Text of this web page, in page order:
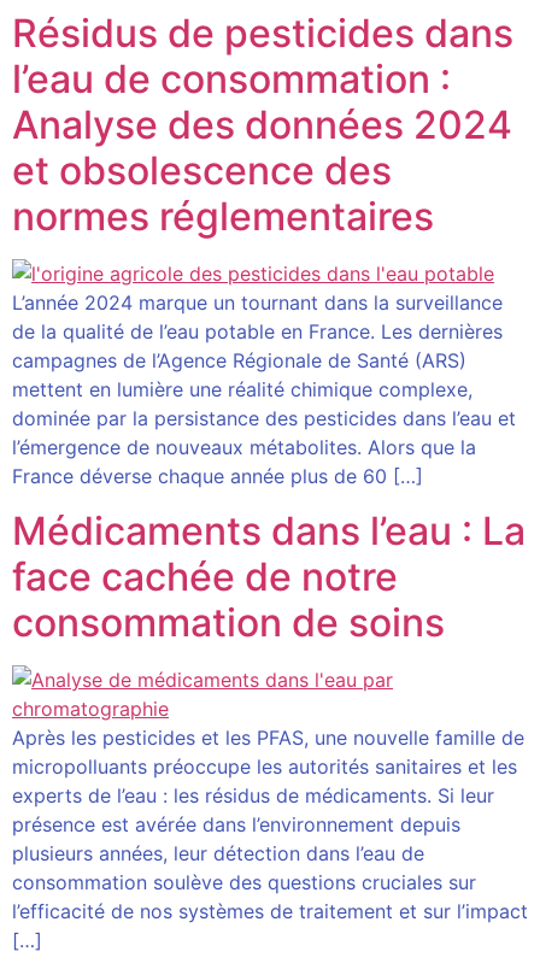
Résidus de pesticides dans
l’eau de consommation :
Analyse des données 2024
et obsolescence des
normes réglementaires
L’année 2024 marque un tournant dans la surveillance
de la qualité de l’eau potable en France. Les dernières
campagnes de l’Agence Régionale de Santé (ARS)
mettent en lumière une réalité chimique complexe,
dominée par la persistance des pesticides dans l’eau et
l’émergence de nouveaux métabolites. Alors que la
France déverse chaque année plus de 60 […]
Médicaments dans l’eau : La
face cachée de notre
consommation de soins
Après les pesticides et les PFAS, une nouvelle famille de
micropolluants préoccupe les autorités sanitaires et les
experts de l’eau : les résidus de médicaments. Si leur
présence est avérée dans l’environnement depuis
plusieurs années, leur détection dans l’eau de
consommation soulève des questions cruciales sur
l’efficacité de nos systèmes de traitement et sur l’impact
[…]